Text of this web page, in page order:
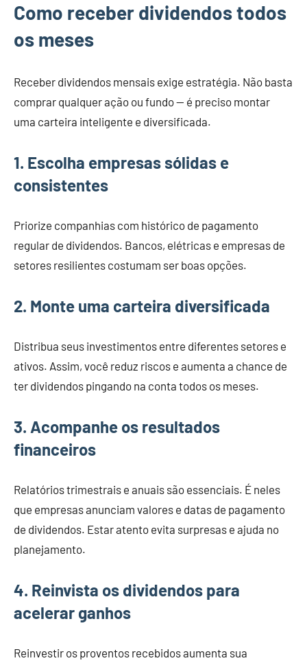
Como receber dividendos todos
os meses
Receber dividendos mensais exige estratégia. Não basta
comprar qualquer ação ou fundo — é preciso montar
uma carteira inteligente e diversificada.
1. Escolha empresas sólidas e
consistentes
Priorize companhias com histórico de pagamento
regular de dividendos. Bancos, elétricas e empresas de
setores resilientes costumam ser boas opções.
2. Monte uma carteira diversificada
Distribua seus investimentos entre diferentes setores e
ativos. Assim, você reduz riscos e aumenta a chance de
ter dividendos pingando na conta todos os meses.
3. Acompanhe os resultados
financeiros
Relatórios trimestrais e anuais são essenciais. É neles
que empresas anunciam valores e datas de pagamento
de dividendos. Estar atento evita surpresas e ajuda no
planejamento.
4. Reinvista os dividendos para
acelerar ganhos
Reinvestir os proventos recebidos aumenta sua